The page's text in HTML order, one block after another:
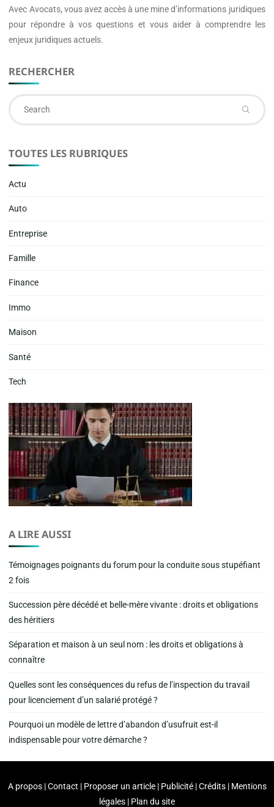
Avec Avocats, vous avez accès à une mine d’informations juridiques
pour répondre à vos questions et vous aider à comprendre les
enjeux juridiques actuels.
RECHERCHER
TOUTES LES RUBRIQUES
Actu
Auto
Entreprise
Famille
Finance
Immo
Maison
Santé
Tech
A LIRE AUSSI
Témoignages poignants du forum pour la conduite sous stupéfiant
2 fois
Succession père décédé et belle-mère vivante : droits et obligations
des héritiers
Séparation et maison à un seul nom : les droits et obligations à
connaître
Quelles sont les conséquences du refus de l’inspection du travail
pour licenciement d’un salarié protégé ?
Pourquoi un modèle de lettre d’abandon d’usufruit est-il
indispensable pour votre démarche ?
A propos | Contact | Proposer un article | Publicité | Crédits | Mentions
légales | Plan du site